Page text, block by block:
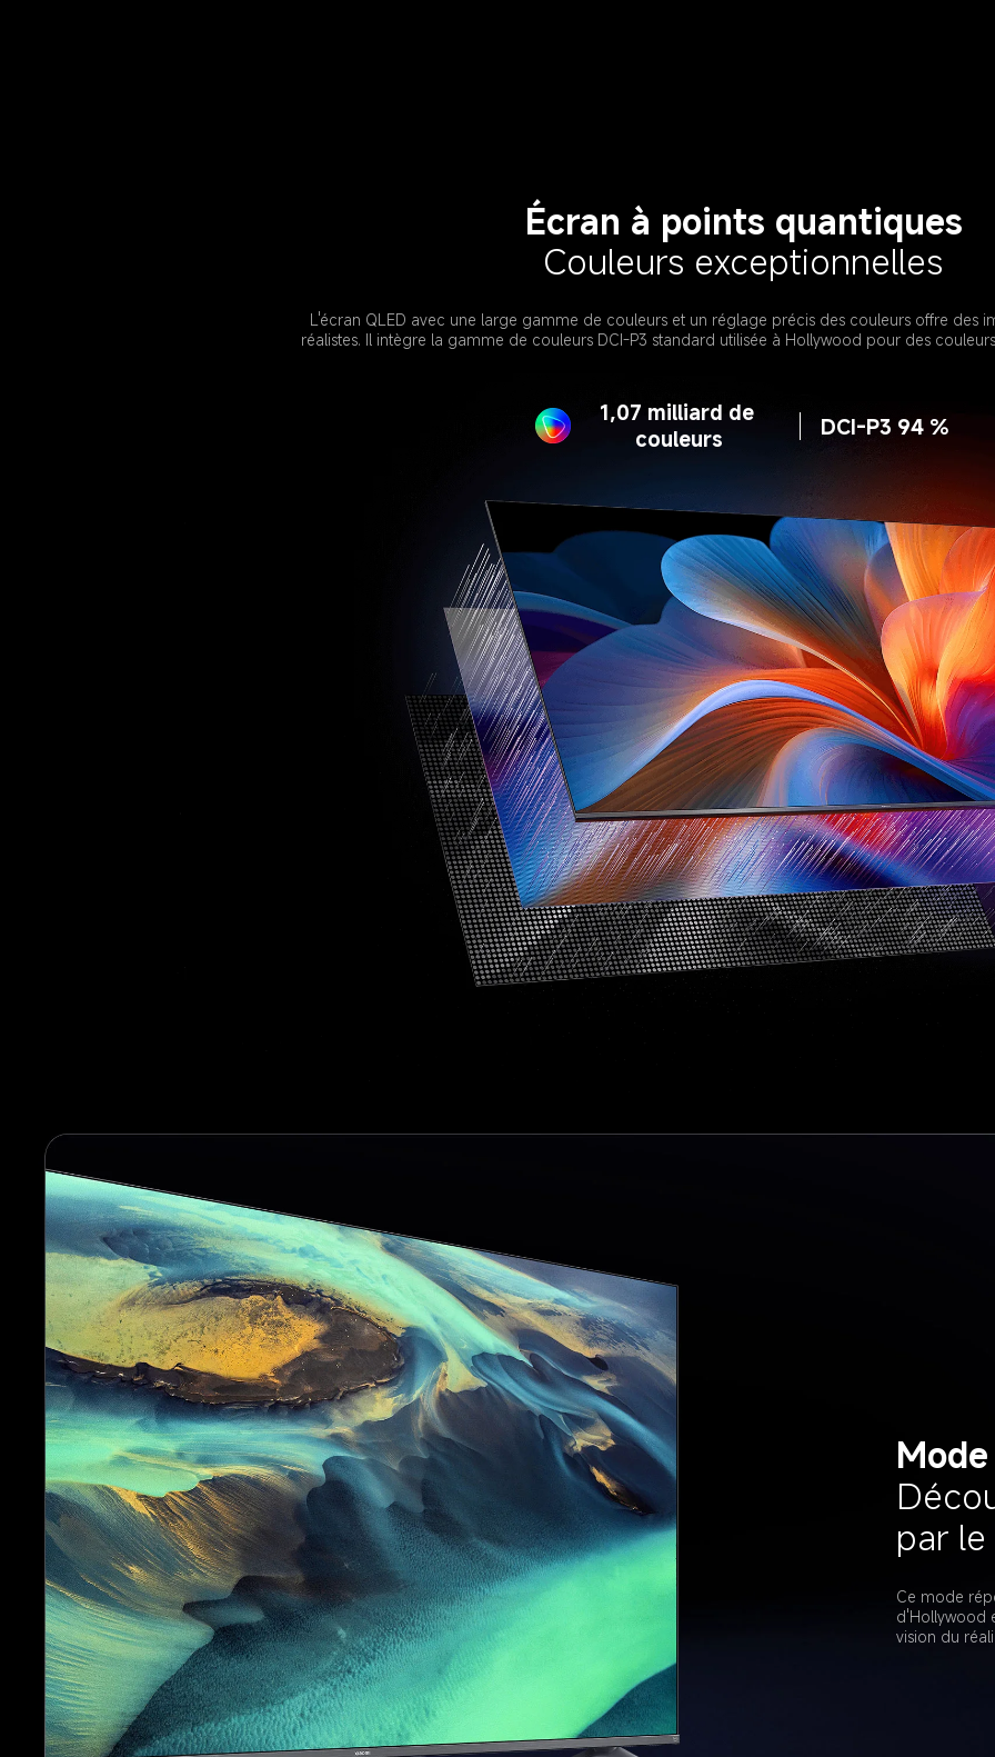
Écran à points quantiques
Couleurs exceptionnelles
L'écran QLED avec une large gamme de couleurs et un réglage précis des couleurs offre des
réalistes. Il intègre la gamme de couleurs DCI-P3 standard utilisée à Hollywood pour des
1,07 milliard de
couleurs
DCI-P3 94 %
Ce mode
d'Hollywood
vision du